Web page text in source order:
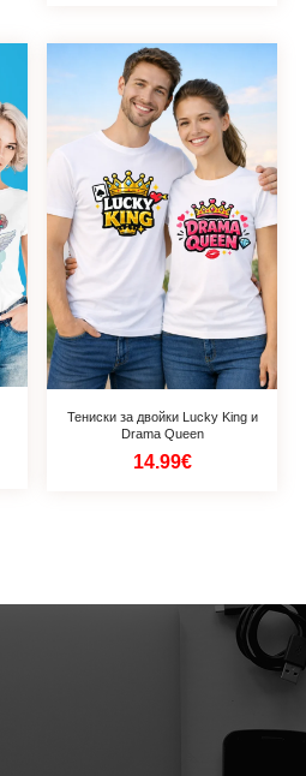
Тениски за двойки Lucky King и
Drama Queen
14.99€